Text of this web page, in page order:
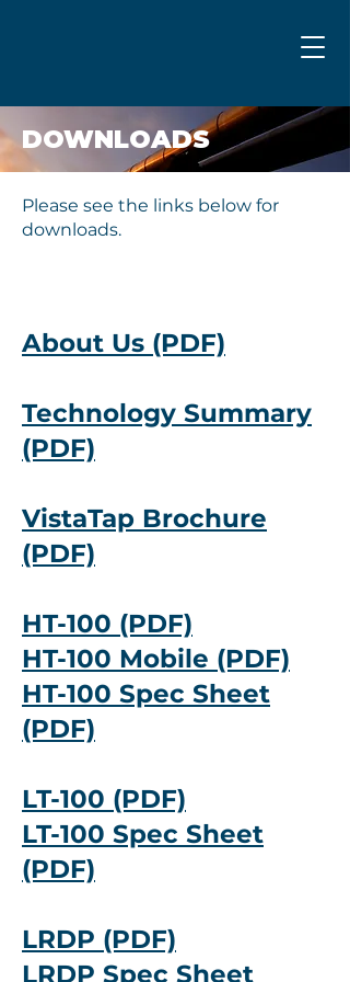
DOWNLOADS
Please see the links below for
downloads.
About Us (PDF)
Technology Summary
(PDF)
VistaTap Brochure
(PDF)
HT-100 (PDF)
HT-100 Mobile (PDF)
HT-100 Spec Sheet
(PDF)
LT-100 (PDF)
LT-100 Spec Sheet
(PDF)
LRDP (PDF)
LRDP Spec Sheet